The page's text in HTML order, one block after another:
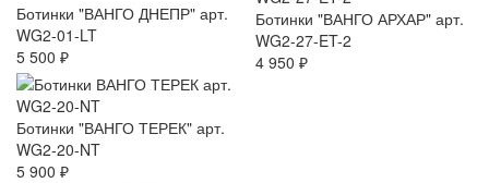
Ботинки "ВАНГО ДНЕПР" арт.
WG2-01-LT
5 500 ₽
Ботинки "ВАНГО АРХАР" арт.
WG2-27-ET-2
4 950 ₽
Ботинки "ВАНГО ТЕРЕК" арт.
WG2-20-NT
5 900 ₽